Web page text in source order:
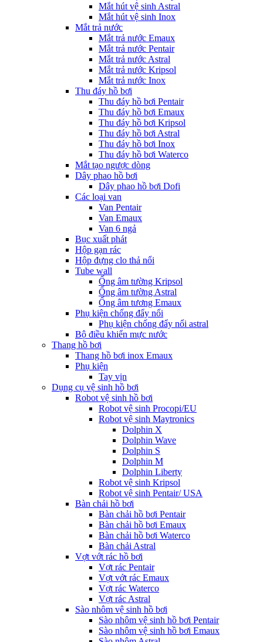
Mắt hút vệ sinh Astral
Mắt hút vệ sinh Inox
Mắt trả nước
Mắt trả nước Emaux
Mắt trả nước Pentair
Mắt trả nước Astral
Mắt trả nước Kripsol
Mắt trả nước Inox
Thu đáy hồ bơi
Thu đáy hồ bơi Pentair
Thu đáy hồ bơi Emaux
Thu đáy hồ bơi Kripsol
Thu đáy hồ bơi Astral
Thu đáy hồ bơi Inox
Thu đáy hồ bơi Waterco
Mắt tạo ngược dòng
Dây phao hồ bơi
Dây phao hồ bơi Dofi
Các loại van
Van Pentair
Van Emaux
Van 6 ngả
Bục xuất phát
Hộp gạn rác
Hộp đựng clo thả nổi
Tube wall
Ống âm tường Kripsol
Ống âm tường Astral
Ống âm tương Emaux
Phụ kiện chống đẩy nổi
Phụ kiện chống đẩy nổi astral
Bộ điều khiển mực nước
Thang hồ bơi
Thang hồ bơi inox Emaux
Phụ kiện
Tay vịn
Dụng cụ vệ sinh hồ bơi
Robot vệ sinh hồ bơi
Robot vệ sinh Procopi/EU
Robot vệ sinh Maytronics
Dolphin X
Dolphin Wave
Dolphin S
Dolphin M
Dolphin Liberty
Robot vệ sinh Kripsol
Robot vệ sinh Pentair/ USA
Bàn chải hồ bơi
Bàn chải hồ bơi Pentair
Bàn chải hồ bơi Emaux
Bàn chải hồ bơi Waterco
Bàn chải Astral
Vợt vớt rác hồ bơi
Vợt rác Pentair
Vợt vớt rác Emaux
Vợt rác Waterco
Vợt rác Astral
Sào nhôm vệ sinh hồ bơi
Sào nhôm vệ sinh hồ bơi Pentair
Sào nhôm vệ sinh hồ bơi Emaux